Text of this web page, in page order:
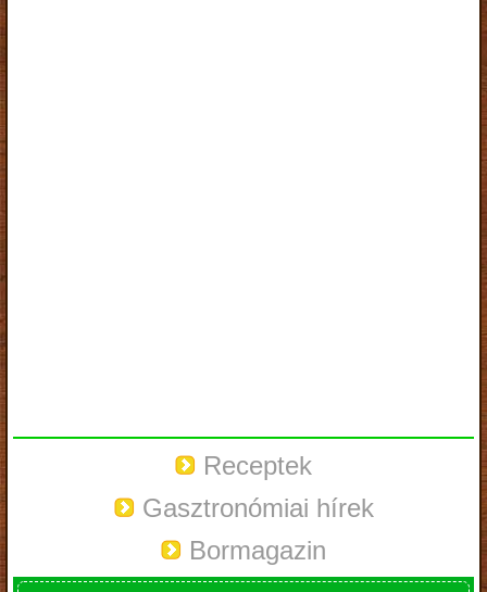
Receptek
Gasztronómiai hírek
Bormagazin